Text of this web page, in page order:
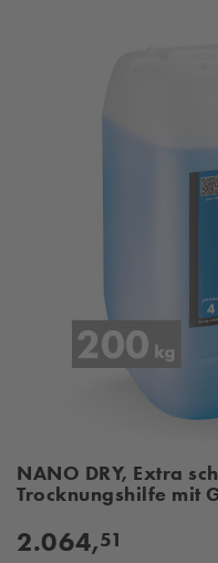
NANO DRY, Extra
Trocknungshilfe mit
2.064,51